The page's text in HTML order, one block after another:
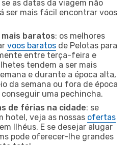
as datas da viagem não
ser mais fácil encontrar voos
mais baratos: os melhores
voos baratos de Pelotas para
entre terça-feira e
tendem a ser mais
e durante a época alta,
da semana ou fora de época
uma pechincha.
de férias na cidade: se
hotel, veja as nossas ofertas
em Ilhéus. E se desejar alugar
pode oferecer-lhe grandes